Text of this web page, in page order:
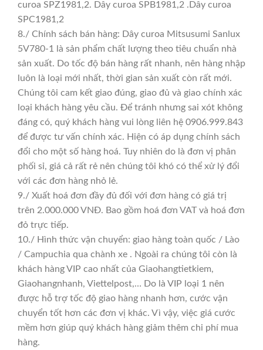
curoa SPZ1981,2. Dây curoa SPB1981,2 .Dây curoa
SPC1981,2
8./ Chính sách bán hàng: Dây curoa Mitsusumi Sanlux
5V780-1 là sản phẩm chất lượng theo tiêu chuẩn nhà
sản xuất. Do tốc độ bán hàng rất nhanh, nên hàng nhập
luôn là loại mới nhất, thời gian sản xuất còn rất mới.
Chúng tôi cam kết giao đúng, giao đủ và giao chính xác
loại khách hàng yêu cầu. Để tránh nhưng sai xót không
đáng có, quý khách hàng vui lòng liên hệ 0906.999.843
để được tư vấn chính xác. Hiện có áp dụng chính sách
đổi cho một số hàng hoá. Tuy nhiên do là đơn vị phân
phối sỉ, giá cả rất rẻ nên chúng tôi khó có thể xử lý đổi
với các đơn hàng nhỏ lẻ.
9./ Xuất hoá đơn đầy đủ đối với đơn hàng có giá trị
trên 2.000.000 VNĐ. Bao gồm hoá đơn VAT và hoá đơn
đỏ trực tiếp.
10./ Hình thức vận chuyển: giao hàng toàn quốc / Lào
/ Campuchia qua chành xe . Ngoài ra chúng tôi còn là
khách hàng VIP cao nhất của Giaohangtietkiem,
Giaohangnhanh, Viettelpost,… Do là VIP loại 1 nên
được hỗ trợ tốc độ giao hàng nhanh hơn, cước vận
chuyển tốt hơn các đơn vị khác. Vì vậy, việc giá cước
mềm hơn giúp quý khách hàng giảm thêm chi phí mua
hàng.